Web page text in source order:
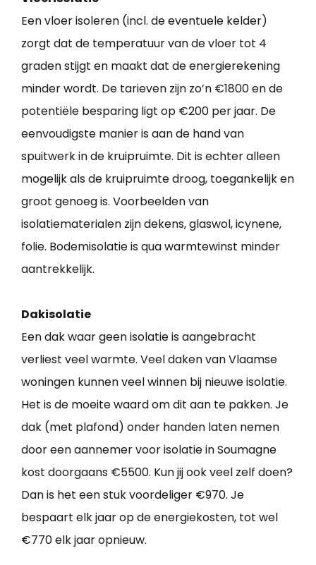
Een vloer isoleren (incl. de eventuele kelder)
zorgt dat de temperatuur van de vloer tot 4
graden stijgt en maakt dat de energierekening
minder wordt. De tarieven zijn zo’n €1800 en de
potentiële besparing ligt op €200 per jaar. De
eenvoudigste manier is aan de hand van
spuitwerk in de kruipruimte. Dit is echter alleen
mogelijk als de kruipruimte droog, toegankelijk en
groot genoeg is. Voorbeelden van
isolatiematerialen zijn dekens, glaswol, icynene,
folie. Bodemisolatie is qua warmtewinst minder
aantrekkelijk.
Dakisolatie
Een dak waar geen isolatie is aangebracht
verliest veel warmte. Veel daken van Vlaamse
woningen kunnen veel winnen bij nieuwe isolatie.
Het is de moeite waard om dit aan te pakken. Je
dak (met plafond) onder handen laten nemen
door een aannemer voor isolatie in Soumagne
kost doorgaans €5500. Kun jij ook veel zelf doen?
Dan is het een stuk voordeliger €970. Je
bespaart elk jaar op de energiekosten, tot wel
€770 elk jaar opnieuw.